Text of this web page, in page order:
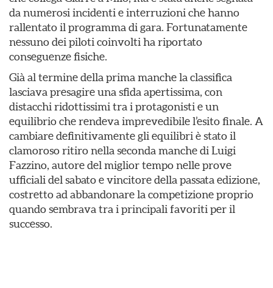
da numerosi incidenti e interruzioni che hanno
rallentato il programma di gara. Fortunatamente
nessuno dei piloti coinvolti ha riportato
conseguenze fisiche.
Già al termine della prima manche la classifica
lasciava presagire una sfida apertissima, con
distacchi ridottissimi tra i protagonisti e un
equilibrio che rendeva imprevedibile l’esito finale. A
cambiare definitivamente gli equilibri è stato il
clamoroso ritiro nella seconda manche di Luigi
Fazzino, autore del miglior tempo nelle prove
ufficiali del sabato e vincitore della passata edizione,
costretto ad abbandonare la competizione proprio
quando sembrava tra i principali favoriti per il
successo.